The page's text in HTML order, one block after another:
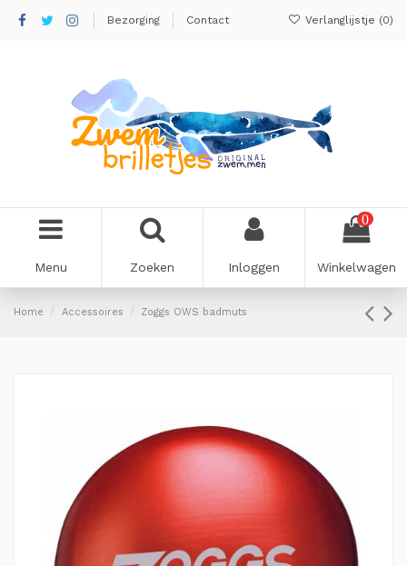
Bezorging Contact Verlanglijstje (0)
Menu Zoeken Inloggen
0
Winkelwagen
Home Accessoires Zoggs OWS badmuts